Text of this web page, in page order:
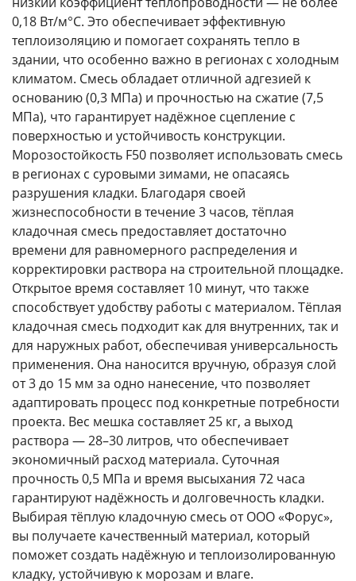
0,18 Вт/м°С. Это обеспечивает эффективную
теплоизоляцию и помогает сохранять тепло в
здании, что особенно важно в регионах с холодным
климатом. Смесь обладает отличной адгезией к
основанию (0,3 МПа) и прочностью на сжатие (7,5
МПа), что гарантирует надёжное сцепление с
поверхностью и устойчивость конструкции.
Морозостойкость F50 позволяет использовать смесь
в регионах с суровыми зимами, не опасаясь
разрушения кладки. Благодаря своей
жизнеспособности в течение 3 часов, тёплая
кладочная смесь предоставляет достаточно
времени для равномерного распределения и
корректировки раствора на строительной площадке.
Открытое время составляет 10 минут, что также
способствует удобству работы с материалом. Тёплая
кладочная смесь подходит как для внутренних, так и
для наружных работ, обеспечивая универсальность
применения. Она наносится вручную, образуя слой
от 3 до 15 мм за одно нанесение, что позволяет
адаптировать процесс под конкретные потребности
проекта. Вес мешка составляет 25 кг, а выход
раствора — 28–30 литров, что обеспечивает
экономичный расход материала. Суточная
прочность 0,5 МПа и время высыхания 72 часа
гарантируют надёжность и долговечность кладки.
Выбирая тёплую кладочную смесь от ООО «Форус»,
вы получаете качественный материал, который
поможет создать надёжную и теплоизолированную
кладку, устойчивую к морозам и влаге.